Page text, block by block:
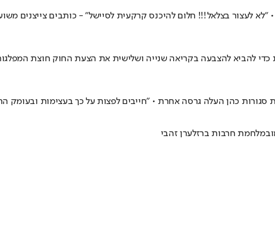
"לא לעצור בצלאל!!! חלום להיכנס קרקעית לסיישל" - כותבים צייצנים
כדי להביא להצבעה בקריאה שנייה ושלישית את הצעת החוק חוצת
כהן העלה גרסה אחרת • "חייבים לפצות על כך בעצימות ובעומק
מלחמת חרבות ברזלערן זהבי